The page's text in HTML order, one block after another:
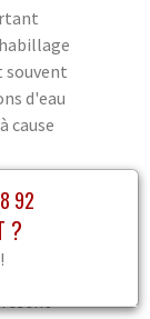
souvent
d'eau
cause
des
parler
92
?